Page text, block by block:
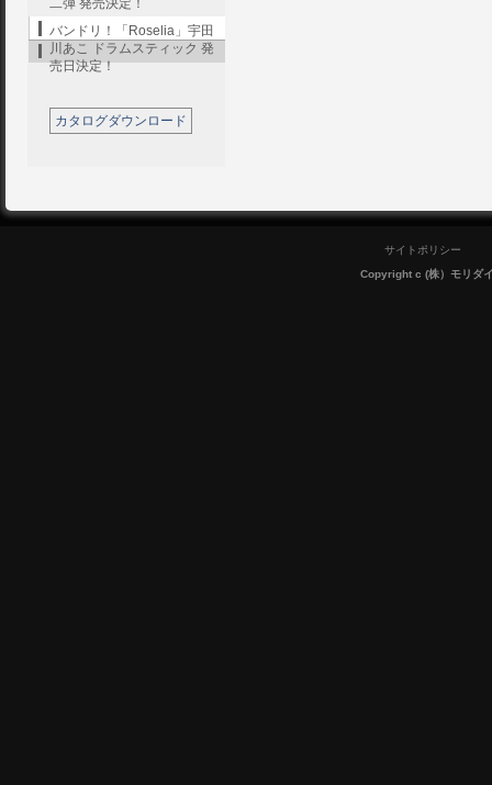
二弾 発売決定！
バンドリ！「Roselia」宇田
川あこ ドラムスティック 発
売日決定！
カタログダウンロード
サイトポリシー
Copyright c (株）モリダ